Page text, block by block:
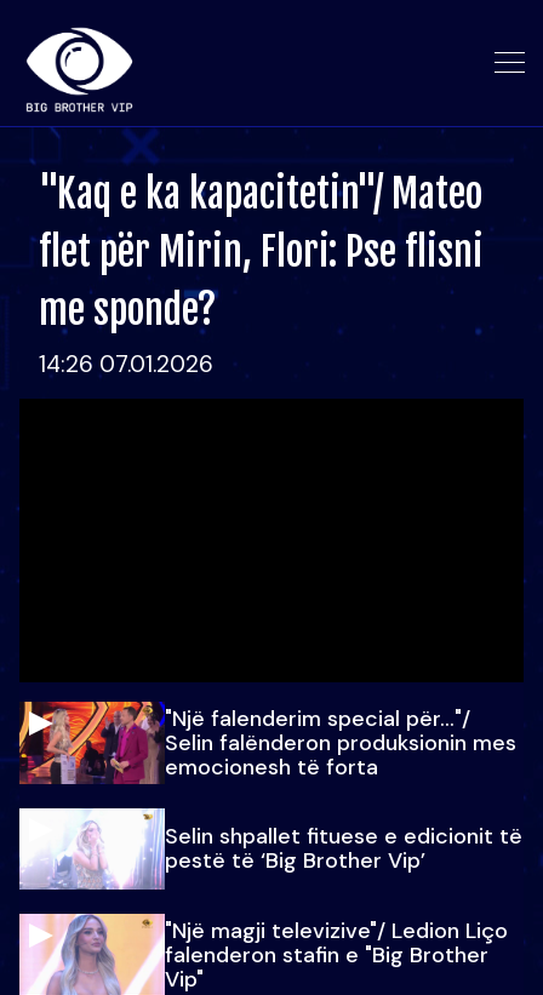
"Kaq e ka kapacitetin"/ Mateo
flet për Mirin, Flori: Pse flisni
me sponde?
14:26 07.01.2026
"Një falenderim special për…"/
Selin falënderon produksionin mes
emocionesh të forta
Selin shpallet fituese e edicionit të
pestë të ‘Big Brother Vip’
"Një magji televizive"/ Ledion Liço
falenderon stafin e "Big Brother
Vip"